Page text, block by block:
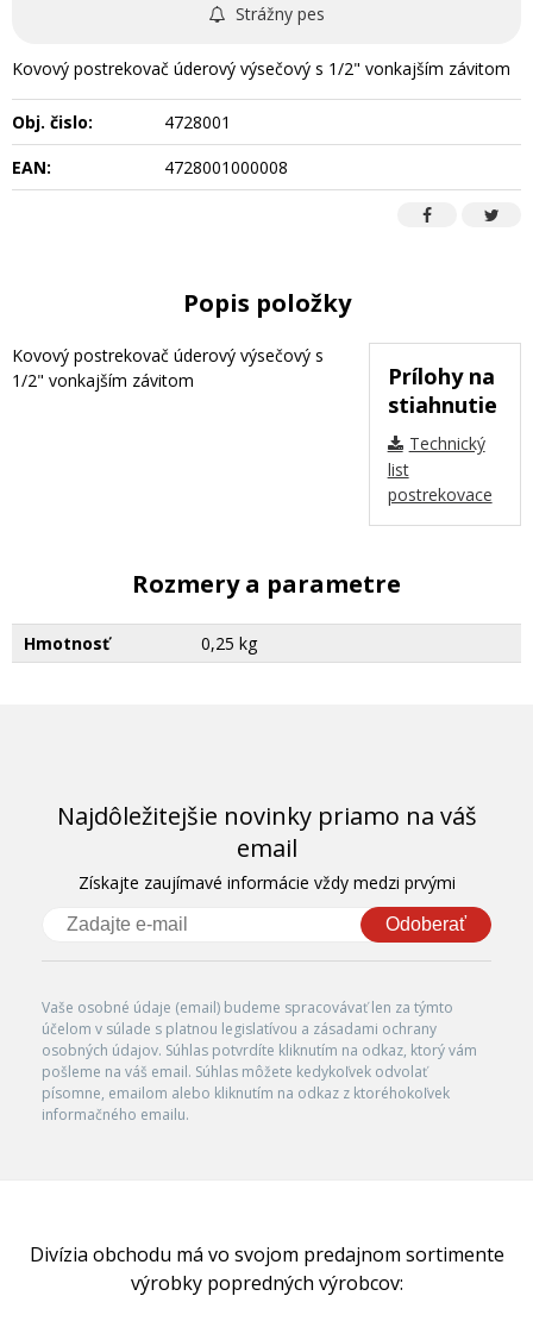
Strážny pes
Kovový postrekovač úderový výsečový s 1/2" vonkajším závitom
Obj. čislo:
4728001
EAN:
4728001000008
Popis položky
Prílohy na
stiahnutie
Technický
list
postrekovace
Kovový postrekovač úderový výsečový s
1/2" vonkajším závitom
Rozmery a parametre
Hmotnosť 0,25 kg
Najdôležitejšie novinky priamo na váš
email
Získajte zaujímavé informácie vždy medzi prvými
Odoberať
Vaše osobné údaje (email) budeme spracovávať len za týmto
účelom v súlade s platnou legislatívou a zásadami ochrany
osobných údajov. Súhlas potvrdíte kliknutím na odkaz, ktorý vám
pošleme na váš email. Súhlas môžete kedykoľvek odvolať
písomne, emailom alebo kliknutím na odkaz z ktoréhokoľvek
informačného emailu.
Divízia obchodu má vo svojom predajnom sortimente
výrobky popredných výrobcov: